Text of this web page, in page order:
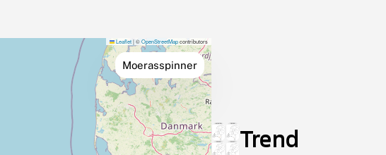
Moerasspinner
Leaflet|©OpenStreetMapcontributors
Trend